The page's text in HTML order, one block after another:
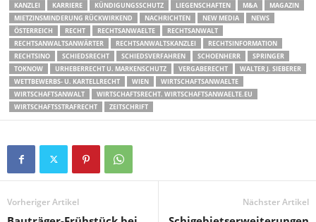
KANZLEI
KARRIERE KÜNDIGUNGSSCHUTZ LIEGENSCHAFTEN M&A
MAGAZIN
MIETZINSMINDERUNG RÜCKWIRKEND
NACHRICHTEN NEW MEDIA
NEWS
ÖSTERREICH
RECHT RECHTSANWAELTE
RECHTSANWALT
RECHTSANWALTSANWÄRTER
RECHTSANWALTSKANZLEI
RECHTSINFORMATION
RECHTSINO
SCHIEDSRECHT SCHIEDSVERFAHREN SCHOENHERR
SPRINGER
TOKNOW
URHEBERRECHT U. MARKENSCHUTZ VERGABERECHT
WALTER J. SIEBERER
WETTBEWERBS- U. KARTELLRECHT
WIEN
WIRTSCHAFTSANWAELTE
WIRTSCHAFTSANWALT
WIRTSCHAFTSRECHT. WIRTSCHAFTSANWAELTE.EU
WIRTSCHAFTSSTRAFRECHT
ZEITSCHRIFT
Vorheriger Artikel Nächster Artikel